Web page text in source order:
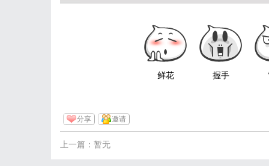
鲜花 握手
分享 邀请
上一篇：暂无